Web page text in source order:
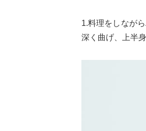
1.料理をしなが
深く曲げ、上半